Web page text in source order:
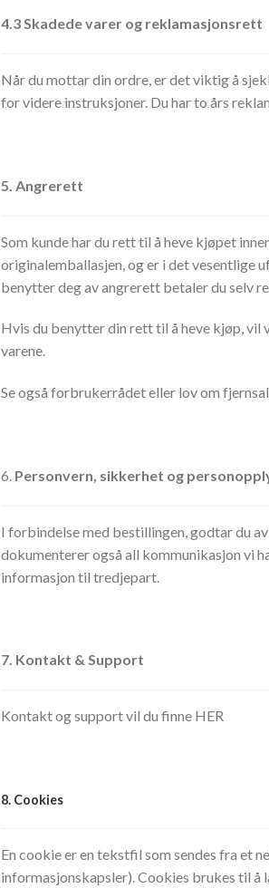
4.3 Skadede varer og reklamasjonsrett
Nårdu mottar din ordre, er det viktig å
for videre instruksjoner. Du har to års
5. Angrerett
Som kunde har du rett til å heve kjøpet
originalemballasjen, og er i det vesentlige
benytter deg av angrerett betaler du selv
Hvis du benytter din rett til å heve kjøp, vil
varene.
Se også forbrukerrådet eller lov om
6. Personvern, sikkerhet og
I forbindelse med bestillingen, godtar du
dokumenterer også all kommunikasjon vi
informasjon til tredjepart.
7. Kontakt & Support
Kontakt og support vil du finne HER
8. Cookies
En cookie er en tekstfil som sendes fra et
informasjonskapsler). Cookies brukes til å